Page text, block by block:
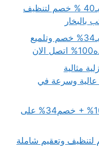
شركة تنظيف مفروشات بالخرج بـ40 % خصم لتنظيف
بالبخار
شركة تنظيف سيراميك بالرياض بـ34% خصم وتلميع
مثالية
عالية وسرعة في
تكسير جدران بالرياض بضمان100% + خصم34% على
بـ33%خصم لتنظيف وتعقيم شاملة